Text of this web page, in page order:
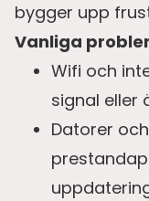
bygger upp
Vanliga
Wifi och
signal eller
Datorer